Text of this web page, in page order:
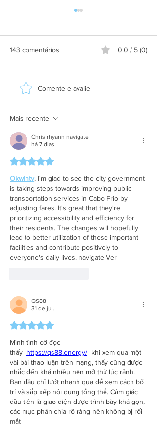
Aplicativo Salineira ganha
usabilidade e informações
143 comentários 0.0 / 5 (0)
Comente e avalie
Mais recente
Chris rhyann navigate
há 7 dias
Avaliado com 5 de 5 estrelas.
Okwintv, I'm glad to see the city government
is taking steps towards improving public
transportation services in Cabo Frio by
adjusting fares. It's great that they're
prioritizing accessibility and efficiency for
their residents. The changes will hopefully
lead to better utilization of these important
facilities and contribute positively to
everyone's daily lives. navigate Ver
QS88
31 de jul.
Avaliado com 5 de 5 estrelas.
Mình tình cờ đọc
thấy https://qs88.energy/ khi xem qua một
vài bài thảo luận trên mạng, thấy cũng được
nhắc đến khá nhiều nên mở thử lúc rảnh.
Ban đầu chỉ lướt nhanh qua để xem cách bố
trí và sắp xếp nội dung tổng thể. Cảm giác
đầu tiên là giao diện được trình bày khá gọn,
các mục phân chia rõ ràng nên không bị rối
mắt